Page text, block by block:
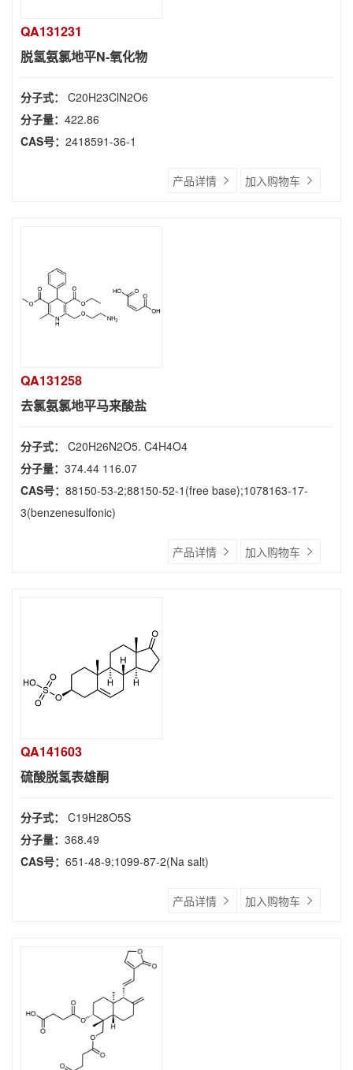
QA131231
脱氢氨氯地平N-氧化物
分子式： C20H23ClN2O6
分子量： 422.86
CAS号： 2418591-36-1
产品详情 加入购物车
QA131258
去氯氨氯地平马来酸盐
分子式： C20H26N2O5. C4H4O4
分子量： 374.44 116.07
CAS号： 88150-53-2;88150-52-1(free base);1078163-17-
3(benzenesulfonic)
产品详情 加入购物车
QA141603
硫酸脱氢表雄酮
分子式： C19H28O5S
分子量： 368.49
CAS号： 651-48-9;1099-87-2(Na salt)
产品详情 加入购物车